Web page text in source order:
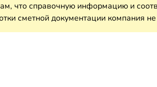
что справочную информацию и
сметной документации компания не